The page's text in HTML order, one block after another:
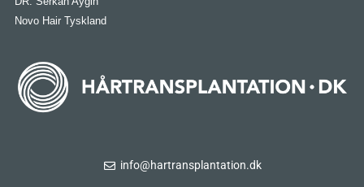
Novo Hair Tyskland
info@hartransplantation.dk